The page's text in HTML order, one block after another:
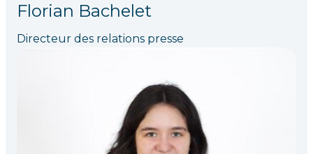
Florian Bachelet
Directeur des relations presse